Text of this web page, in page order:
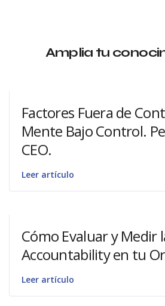
Amplia tu
Factores Fuera de
Mente Bajo Control.
CEO.
Leer artículo
Cómo Evaluar y Medir
Accountability en tu
Leer artículo